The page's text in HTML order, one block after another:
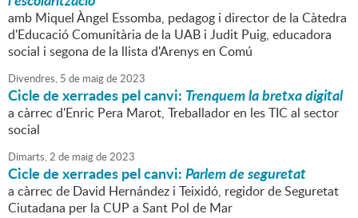
amb Miquel Àngel Essomba, pedagog i director de la Càtedra
d'Educació Comunitària de la UAB i Judit Puig, educadora
social i segona de la llista d'Arenys en Comú
Divendres, 5 de maigde2023
Cicle de xerrades pel canvi: Trenquem la bretxa digital
a càrrec d'Enric Pera Marot, Treballador en les TIC al sector
social
Dimarts,2 de maigde2023
Cicle de xerrades pel canvi:Parlem de seguretat
a càrrec de David Hernández i Teixidó, regidor de Seguretat
Ciutadana per la CUP a Sant Pol de Mar